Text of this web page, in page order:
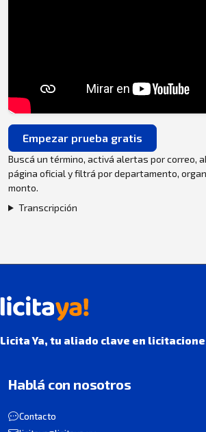
Empezar prueba gratis
Buscá un término, activá alertas por correo,
página oficial y filtrá por departamento,
monto.
Transcripción
Licita Ya, tu aliado clave en
Hablá con nosotros
Contacto